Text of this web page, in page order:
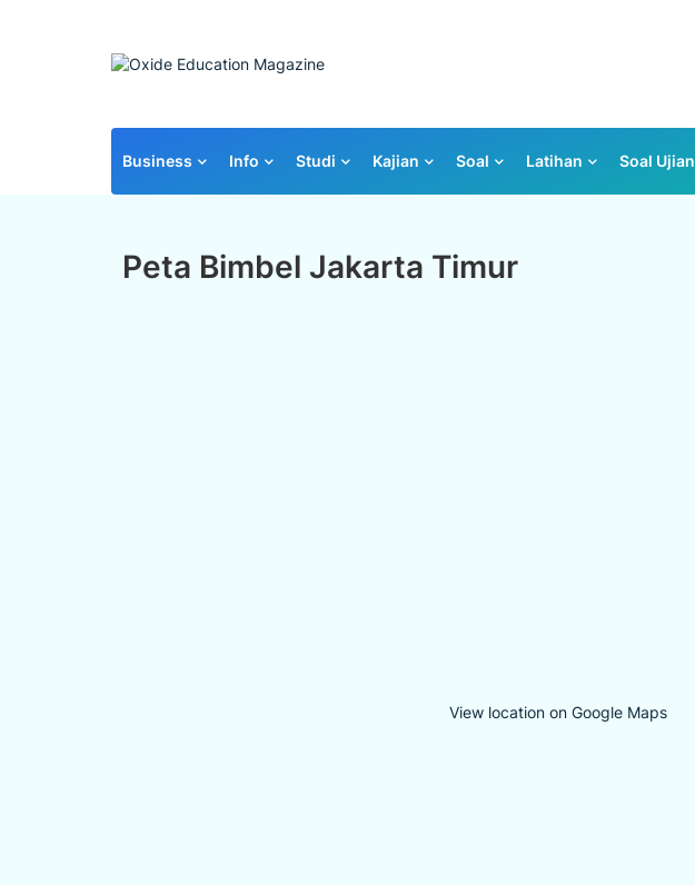
Business Info Studi Kajian Soal Latihan Soal Ujian
Peta Bimbel Jakarta Timur
View location on Google Maps